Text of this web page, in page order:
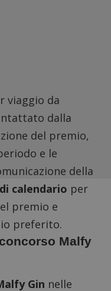
viaggio da
dalla
del premio,
e le
della
calendario per
premio e
preferito.
Malfy
Gin nelle